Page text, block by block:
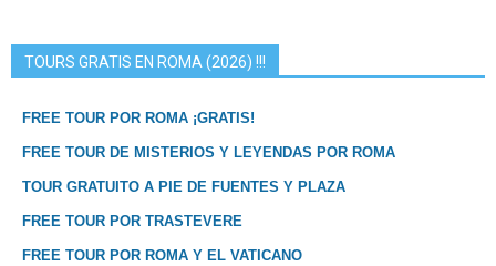
TOURS GRATIS EN ROMA (2026) !!!
FREE TOUR POR ROMA ¡GRATIS!
FREE TOUR DE MISTERIOS Y LEYENDAS POR ROMA
TOUR GRATUITO A PIE DE FUENTES Y PLAZA
FREE TOUR POR TRASTEVERE
FREE TOUR POR ROMA Y EL VATICANO